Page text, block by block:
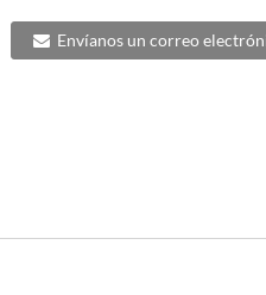
Envíanos un correo